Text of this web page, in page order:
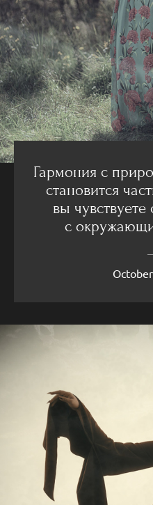
Гармония с
становится
вы
с